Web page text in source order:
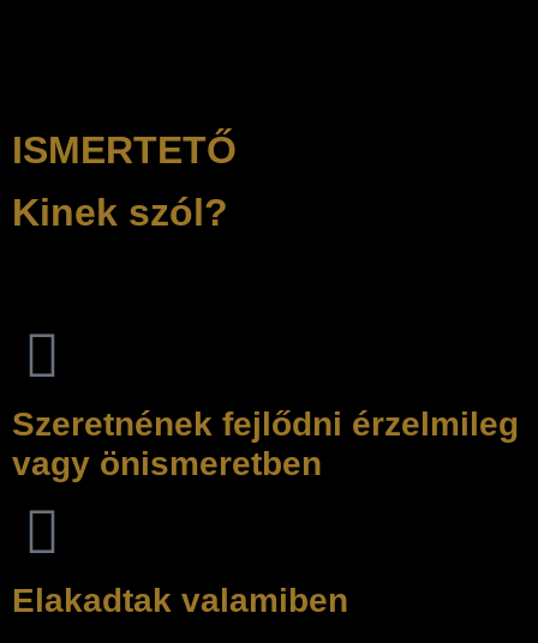
ISMERTETŐ
Kinek szól?
Szeretnének fejlődni érzelmileg
vagy önismeretben
Elakadtak valamiben